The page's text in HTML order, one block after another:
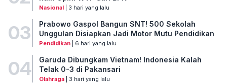
Nasional| 3 hari yang lalu
03
Prabowo Gaspol Bangun SNT! 500 Sekolah
Unggulan Disiapkan Jadi Motor Mutu Pendidikan
Pendidikan| 6 hari yang lalu
04
Garuda Dibungkam Vietnam! Indonesia Kalah
Telak 0-3 di Pakansari
Olahraga| 3 hari yang lalu